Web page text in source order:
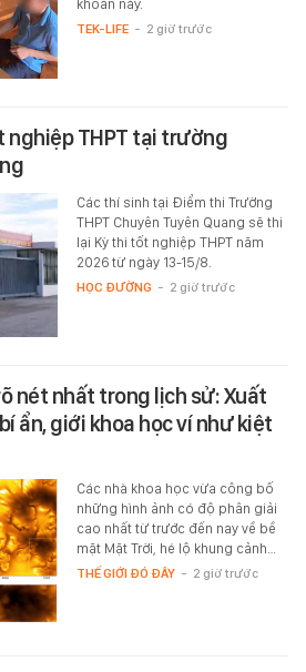
khoản này.
TEK-LIFE - 2 giờ trước
nghiệp THPT tại trường
Các thí sinh tại Điểm thi Trường
THPT Chuyên Tuyên Quang sẽ thi
lại Kỳ thi tốt nghiệp THPT năm
2026 từ ngày 13-15/8.
HỌC ĐƯỜNG - 2 giờ trước
nét nhất trong lịch sử: Xuất
ẩn, giới khoa học ví như kiệt
Các nhà khoa học vừa công bố
những hình ảnh có độ phân giải
cao nhất từ trước đến nay về bề
mặt Mặt Trời, hé lộ khung cảnh…
THẾ GIỚI ĐÓ ĐÂY - 2 giờ trước